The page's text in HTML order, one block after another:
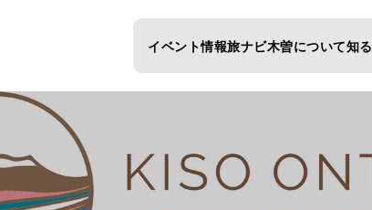
イベント情報旅ナビ木曽について知る